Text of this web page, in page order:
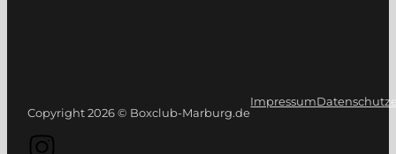
Copyright 2026 © Boxclub-Marburg.de
Impressum
Folge uns auf Instagram